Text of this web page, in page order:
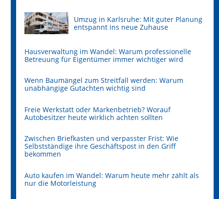
Umzug in Karlsruhe: Mit guter Planung
entspannt ins neue Zuhause
Hausverwaltung im Wandel: Warum professionelle
Betreuung für Eigentümer immer wichtiger wird
Wenn Baumängel zum Streitfall werden: Warum
unabhängige Gutachten wichtig sind
Freie Werkstatt oder Markenbetrieb? Worauf
Autobesitzer heute wirklich achten sollten
Zwischen Briefkasten und verpasster Frist: Wie
Selbstständige ihre Geschäftspost in den Griff
bekommen
Auto kaufen im Wandel: Warum heute mehr zählt als
nur die Motorleistung